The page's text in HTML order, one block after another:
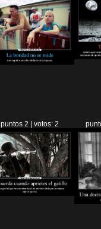
puntos 2 | votos: 2